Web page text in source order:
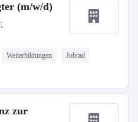
(m/w/d)
Weiterbildungen Jobrad
zur